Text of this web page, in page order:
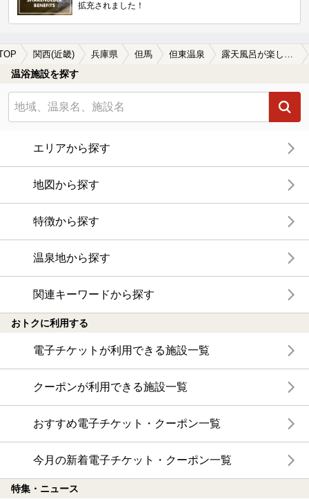
拡充されました！
関西(近畿) 兵庫県 但馬 但東温泉 露天風呂が楽しめる但東温泉の温泉、日帰り温泉、スーパー銭湯おすすめ
温浴施設を探す
エリアから探す
地図から探す
特徴から探す
温泉地から探す
関連キーワードから探す
おトクに利用する
電子チケットが利用できる施設一覧
クーポンが利用できる施設一覧
おすすめ電子チケット・クーポン一覧
今月の新着電子チケット・クーポン一覧
特集・ニュース